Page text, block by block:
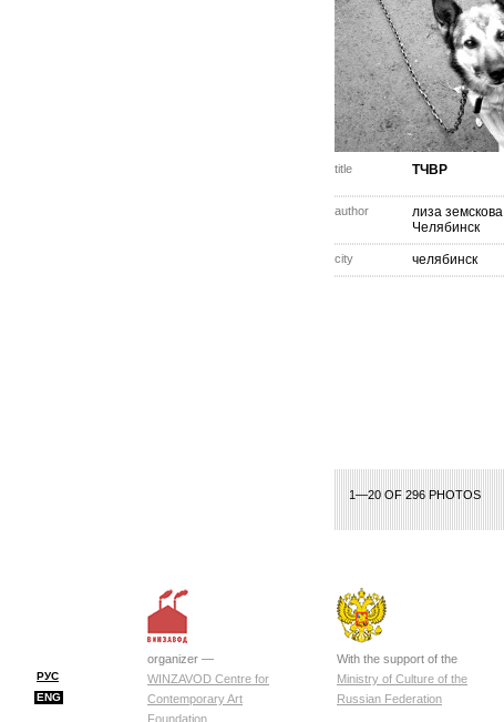
title ТЧВР
author лиза земскова
Челябинск
city челябинск
1—20 OF 296 PHOTOS
РУС
ENG
organizer —
WINZAVOD Centre for
Contemporary Art
Foundation
With the support of the
Ministry of Culture of the
Russian Federation